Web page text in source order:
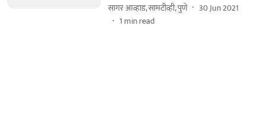
सागर आव्हाड, सामटीव्ही, पुणे
30 Jun 2021
1 min read